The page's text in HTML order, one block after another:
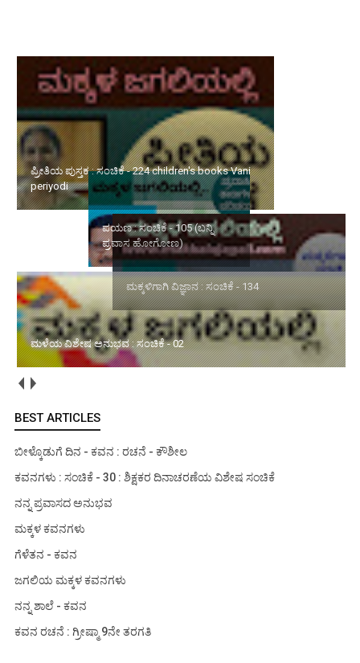
ಪ್ರೀತಿಯ ಪುಸ್ತಕ : ಸಂಚಿಕೆ - 224 children's books Vani periyodi
ಪಯಣ : ಸಂಚಿಕೆ - 105 (ಬನ್ನಿ
ಪ್ರವಾಸ ಹೋಗೋಣ)
ಮಕ್ಕಳಿಗಾಗಿ ವಿಜ್ಞಾನ : ಸಂಚಿಕೆ -
134
ಮಳೆಯ ವಿಶೇಷ ಅನುಭವ : ಸಂಚಿಕೆ - 02
BEST ARTICLES
ಬೀಳ್ಕೊಡುಗೆ ದಿನ - ಕವನ : ರಚನೆ - ಕೌಶೀಲ
ಕವನಗಳು : ಸಂಚಿಕೆ - 30 : ಶಿಕ್ಷಕರ ದಿನಾಚರಣೆಯ ವಿಶೇಷ ಸಂಚಿಕೆ
ನನ್ನ ಪ್ರವಾಸದ ಅನುಭವ
ಮಕ್ಕಳ ಕವನಗಳು
ಗೆಳೆತನ - ಕವನ
ಜಗಲಿಯ ಮಕ್ಕಳ ಕವನಗಳು
ನನ್ನ ಶಾಲೆ - ಕವನ
ಕವನ ರಚನೆ : ಗ್ರೀಷ್ಮಾ 9ನೇ ತರಗತಿ